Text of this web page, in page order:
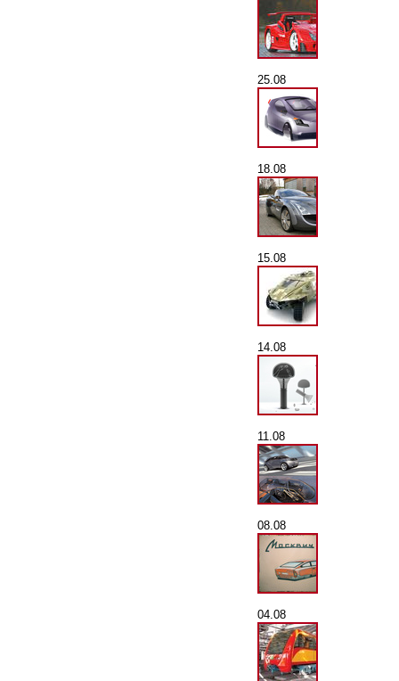
25.08
18.08
15.08
14.08
11.08
08.08
04.08